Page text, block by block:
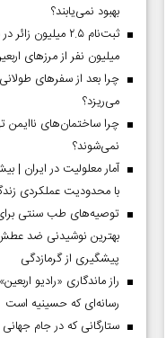
بهبود نمی‌یابند؟
میلیون نفر از مرز‌های
چرا بعد از سفرهای
می‌ریزد؟
چرا ساختمان‌های ناایمن
نمی‌شوند؟
با محدودیت عملکردی
توصیه‌های طب سنتی برای
بهترین نوشیدنی ضد
پیشگیری از گرمازدگی
راز ماندگاری «رادیو
رسانه‌ای که حسینیه است
ستارگانی که در جام جهانی ۲۰۲۶ بازی نکردند